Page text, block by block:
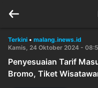
Terkini • malang.inews.id
Kamis, 24 Oktober 2024 -
Penyesuaian Tarif
Bromo, Tiket